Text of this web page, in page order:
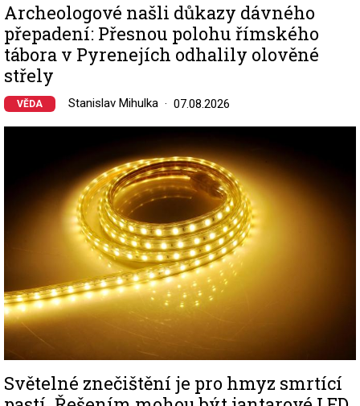
Archeologové našli důkazy dávného
přepadení: Přesnou polohu římského
tábora v Pyrenejích odhalily olověné
střely
VĚDA Stanislav Mihulka 07.08.2026
Světelné znečištění je pro hmyz smrtící